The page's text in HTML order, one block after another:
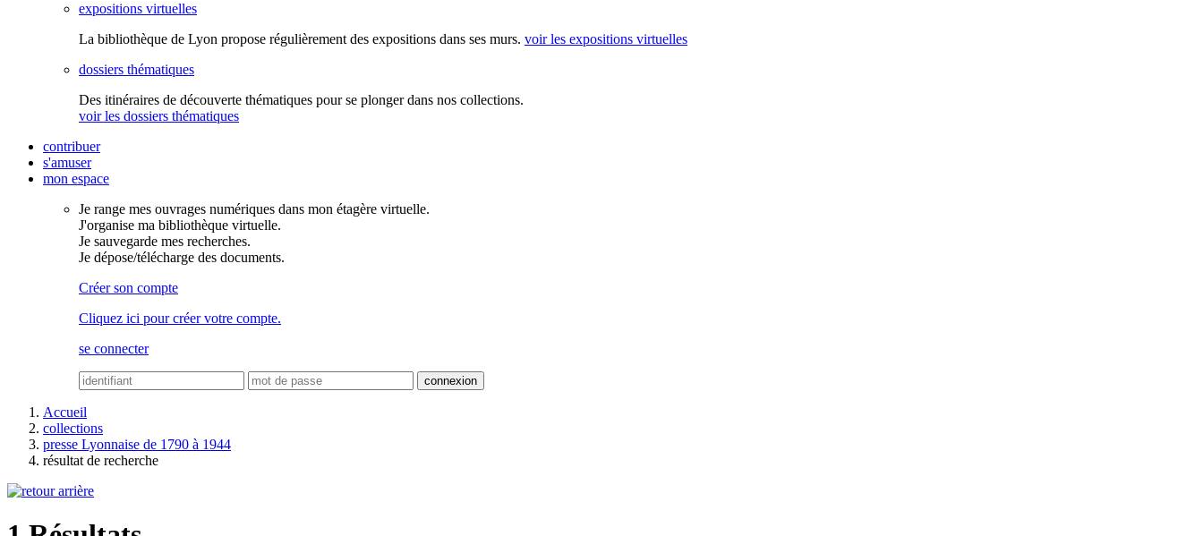
expositions virtuelles
La bibliothèque de Lyon propose régulièrement des expositions dans ses murs. voir les expositions virtuelles
dossiers thématiques
Des itinéraires de découverte thématiques pour se plonger dans nos collections.
voir les dossiers thématiques
contribuer
s'amuser
mon espace
Je range mes ouvrages numériques dans mon étagère virtuelle.
J'organise ma bibliothèque virtuelle.
Je sauvegarde mes recherches.
Je dépose/télécharge des documents.
Créer son compte
Cliquez ici pour créer votre compte.
se connecter
Accueil
collections
presse Lyonnaise de 1790 à 1944
résultat de recherche